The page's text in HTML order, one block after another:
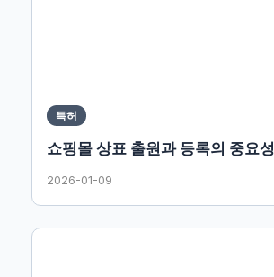
특허
쇼핑몰 상표 출원과 등록의 중요성
2026-01-09